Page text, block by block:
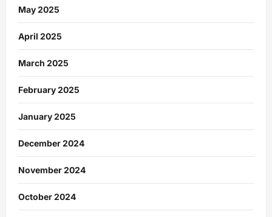
May 2025
April 2025
March 2025
February 2025
January 2025
December 2024
November 2024
October 2024